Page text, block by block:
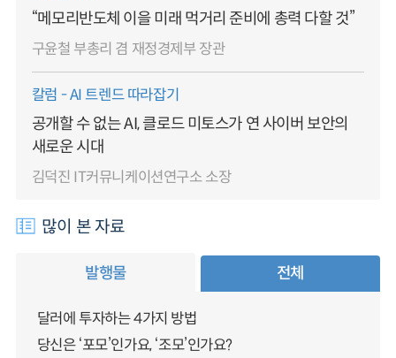
“메모리반도체 이을 미래 먹거리 준비에 총력 다할 것”
구윤철 부총리 겸 재정경제부 장관
칼럼 - AI 트렌드 따라잡기
공개할 수 없는 AI, 클로드 미토스가 연 사이버 보안의
새로운 시대
김덕진 IT커뮤니케이션연구소 소장
많이 본 자료
발행물 전체
달러에 투자하는 4가지 방법
당신은 ‘포모’인가요, ‘조모’인가요?